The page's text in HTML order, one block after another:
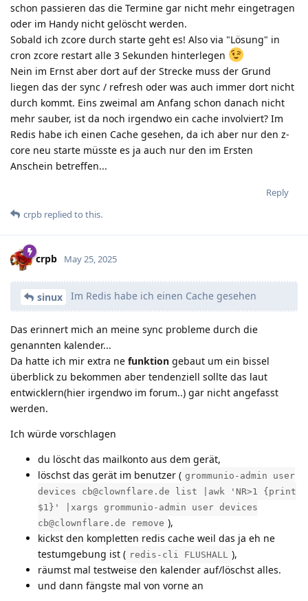
schon passieren das die Termine gar nicht mehr eingetragen
oder im Handy nicht gelöscht werden.
Sobald ich zcore durch starte geht es! Also via "Lösung" in
cron zcore restart alle 3 Sekunden hinterlegen
Nein im Ernst aber dort auf der Strecke muss der Grund
liegen das der sync / refresh oder was auch immer dort nicht
durch kommt. Eins zweimal am Anfang schon danach nicht
mehr sauber, ist da noch irgendwo ein cache involviert? Im
Redis habe ich einen Cache gesehen, da ich aber nur den z-
core neu starte müsste es ja auch nur den im Ersten
Anschein betreffen...
Reply
crpb replied to this.
crpb May 25, 2025
sinux Im Redis habe ich einen Cache gesehen
Das erinnert mich an meine sync probleme durch die
genannten kalender...
Da hatte ich mir extra ne funktion gebaut um ein bissel
überblick zu bekommen aber tendenziell sollte das laut
entwicklern(hier irgendwo im forum..) gar nicht angefasst
werden.
Ich würde vorschlagen
du löscht das mailkonto aus dem gerät,
löschst das gerät im benutzer ( grommunio-admin user
devices cb@clownflare.de list |awk 'NR>1 {print
$1}' |xargs grommunio-admin user devices
cb@clownflare.de remove ),
kickst den kompletten redis cache weil das ja eh ne
testumgebung ist ( redis-cli FLUSHALL
),
räumst mal testweise den kalender auf/löschst alles.
und dann fängste mal von vorne an